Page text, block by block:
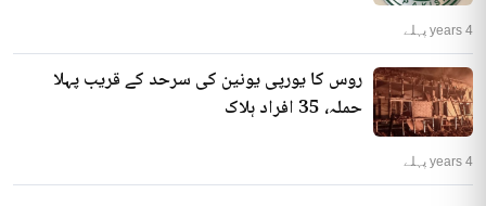
4 years پہلے
روس کا یورپی یونین کی سرحد کے قریب پہلا
حملہ، 35 افراد ہلاک
4 years پہلے